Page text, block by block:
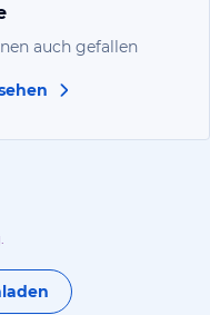
auch gefallen